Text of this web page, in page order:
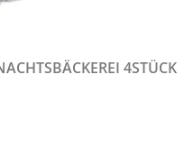
4STÜCK